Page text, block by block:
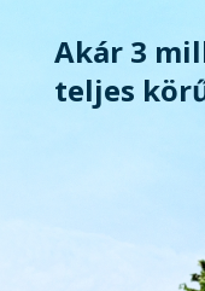
Akár 3
teljes